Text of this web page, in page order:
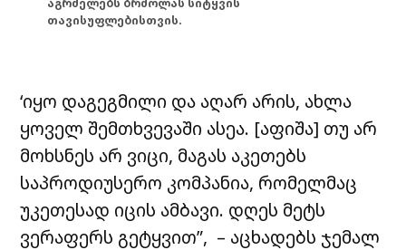
აგრძელებს ბრძოლას სიტყვის
თავისუფლებისთვის.
‘იყო დაგეგმილი და აღარ არის, ახლა
ყოველ შემთხვევაში ასეა. [აფიშა] თუ არ
მოხსნეს არ ვიცი, მაგას აკეთებს
საპროდიუსერო კომპანია, რომელმაც
უკეთესად იცის ამბავი. დღეს მეტს
ვერაფერს გეტყვით”, – აცხადებს ჯემალ